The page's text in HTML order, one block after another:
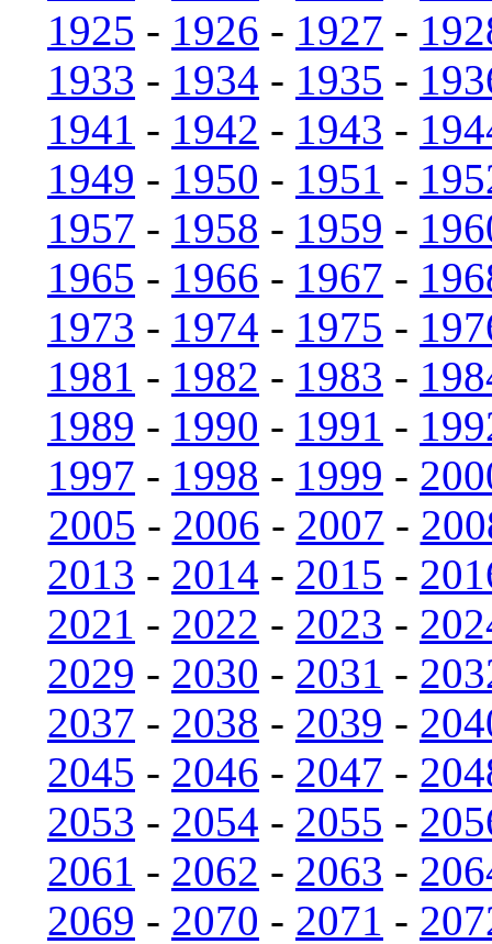
1925 - 1926 - 1927 -
1933 - 1934 - 1935 -
1941 - 1942 - 1943 -
1949 - 1950 - 1951 -
1957 - 1958 - 1959 -
1965 - 1966 - 1967 -
1973 - 1974 - 1975 -
1981 - 1982 - 1983 -
1989 - 1990 - 1991 -
1997 - 1998 - 1999 -
2005 - 2006 - 2007 -
2013 - 2014 - 2015 -
2021 - 2022 - 2023 -
2029 - 2030 - 2031 -
2037 - 2038 - 2039 -
2045 - 2046 - 2047 -
2053 - 2054 - 2055 -
2061 - 2062 - 2063 -
2069 - 2070 - 2071 -